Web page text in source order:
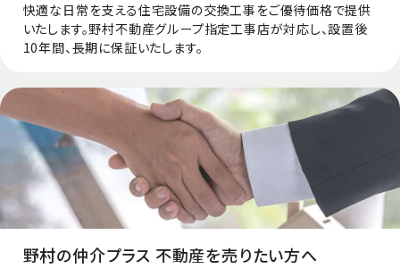
快適な日常を支える住宅設備の交換工事をご優待価格で提供
いたします。野村不動産グループ指定工事店が対応し、設置後
10年間、長期に保証いたします。
野村の仲介プラス 不動産を売りたい方へ